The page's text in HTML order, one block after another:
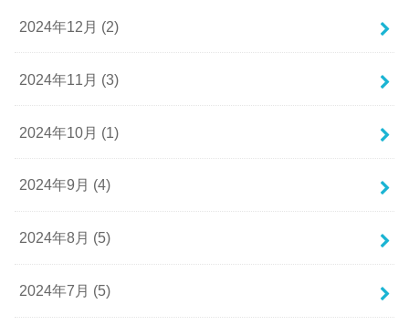
2024年12月 (2)
2024年11月 (3)
2024年10月 (1)
2024年9月 (4)
2024年8月 (5)
2024年7月 (5)